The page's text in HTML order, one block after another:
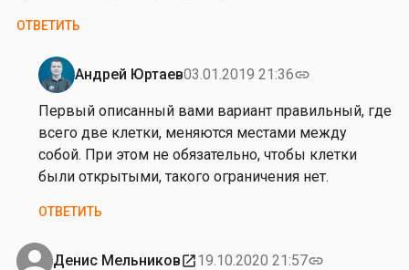
ОТВЕТИТЬ
Андрей Юртаев03.01.2019 21:36link
Ответ
на
от
А
л
к
а
Первый описанный вами вариант правильный, где
всего две клетки, меняются местами между
собой. При этом не обязательно, чтобы клетки
были открытыми, такого ограничения нет.
ОТВЕТИТЬ
Денис Мельниковopen_in_new19.10.2020 21:57link